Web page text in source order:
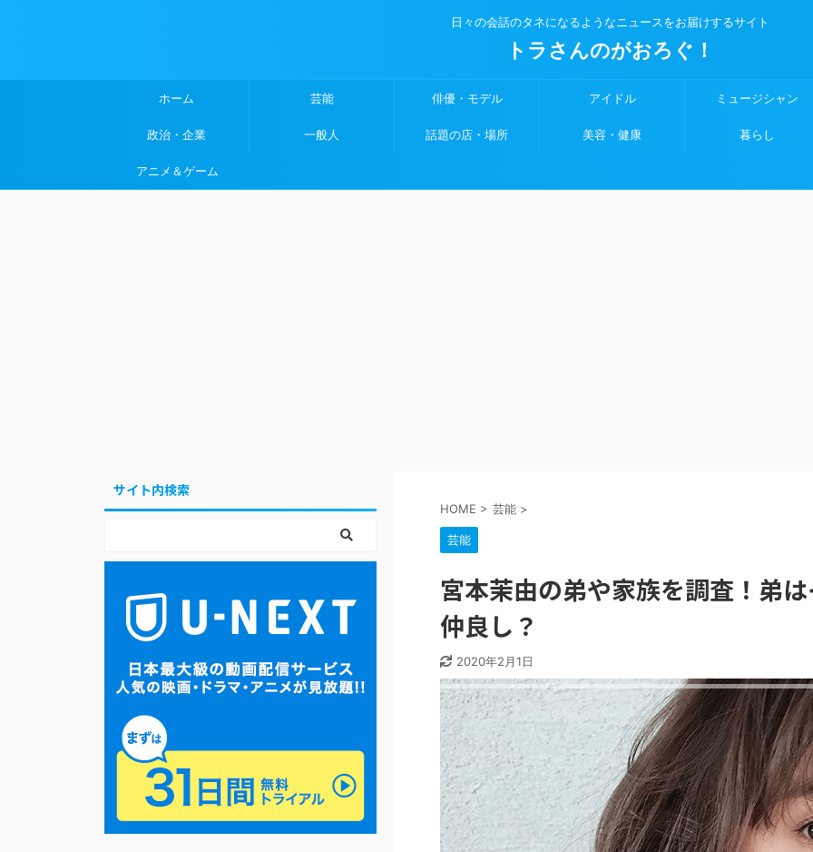
日々の会話のタネになるようなニュースをお届けするサイト
トラさんのがおろぐ！
ホーム 芸能 俳優・モデル アイドル ミュージシャン
政治・企業 一般人 話題の店・場所 美容・健康 暮らし
アニメ＆ゲーム
HOME > 芸能 >
芸能
宮本茉由の弟や家族を調査！弟
仲良し？
2020年2月1日
サイト内検索